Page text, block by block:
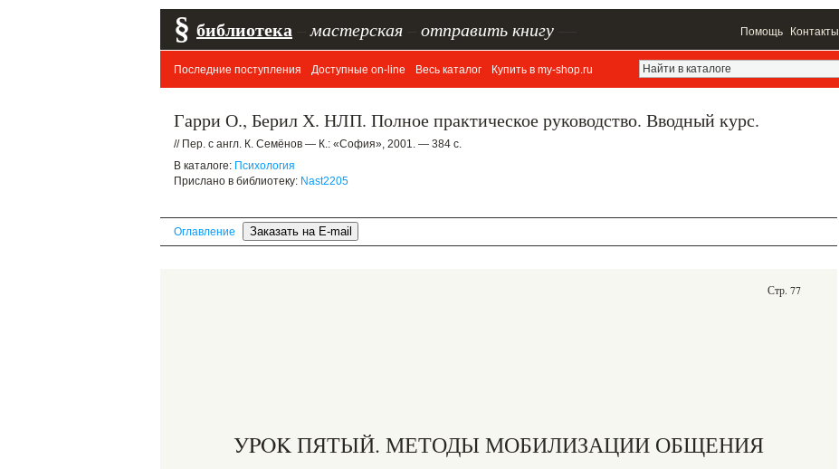
§ библиотека мастерская отправить книгу Помощь Контакты
Последние поступления Доступные on-line Весь каталог Купить в my-shop.ru
Гарри О., Берил Х. НЛП. Полное практическое руководство. Вводный курс.
// Пер. с англ. К. Семёнов — К.: «София», 2001. — 384 с.
В каталоге: Психология
Прислано в библиотеку: Nast2205
Оглавление
Стр. 77
УPOK ПЯТЫЙ. МЕТОДЫ МОБИЛИЗАЦИИ ОБЩЕНИЯ